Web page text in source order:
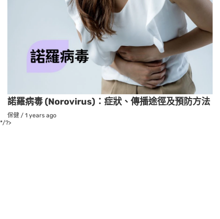
諾羅病毒 (Norovirus)：症狀、傳播途徑及預防方法
保健 / 1 years ago
*/?>